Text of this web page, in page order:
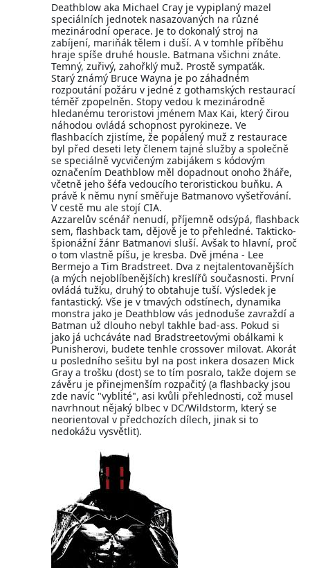
Deathblow aka Michael Cray je vypiplaný mazel
speciálních jednotek nasazovaných na různé
mezinárodní operace. Je to dokonalý stroj na
zabíjení, mariňák tělem i duší. A v tomhle příběhu
hraje spíše druhé housle. Batmana všichni znáte.
Temný, zuřivý, zahořklý muž. Prostě sympaťák.
Starý známý Bruce Wayna je po záhadném
rozpoutání požáru v jedné z gothamských restaurací
téměř zpopelněn. Stopy vedou k mezinárodně
hledanému teroristovi jménem Max Kai, který čirou
náhodou ovládá schopnost pyrokineze. Ve
flashbacích zjistíme, že popálený muž z restaurace
byl před deseti lety členem tajné služby a společně
se speciálně vycvičeným zabijákem s kódovým
označením Deathblow měl dopadnout onoho žháře,
včetně jeho šéfa vedoucího teroristickou buňku. A
právě k němu nyní směřuje Batmanovo vyšetřování.
V cestě mu ale stojí CIA.
Azzarelův scénář nenudí, příjemně odsýpá, flashback
sem, flashback tam, dějově je to přehledné. Takticko-
špionážní žánr Batmanovi sluší. Avšak to hlavní, proč
o tom vlastně píšu, je kresba. Dvě jména - Lee
Bermejo a Tim Bradstreet. Dva z nejtalentovanějších
(a mých nejoblíbenějších) kreslířů současnosti. První
ovládá tužku, druhý to obtahuje tuší. Výsledek je
fantastický. Vše je v tmavých odstínech, dynamika
monstra jako je Deathblow vás jednoduše zavraždí a
Batman už dlouho nebyl takhle bad-ass. Pokud si
jako já uchcáváte nad Bradstreetovými obálkami k
Punisherovi, budete tenhle crossover milovat. Akorát
u posledního sešitu byl na post inkera dosazen Mick
Gray a trošku (dost) se to tím posralo, takže dojem se
závěru je přinejmenším rozpačitý (a flashbacky jsou
zde navíc "vyblité", asi kvůli přehlednosti, což musel
navrhnout nějaký blbec v DC/Wildstorm, který se
neorientoval v předchozích dílech, jinak si to
nedokážu vysvětlit).